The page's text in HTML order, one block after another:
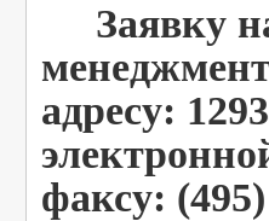
Заявку на
адресу:
факсу: